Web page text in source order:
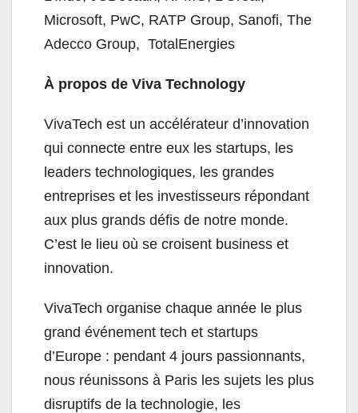
Microsoft, PwC, RATP Group, Sanofi, The
Adecco Group, TotalEnergies
À propos de Viva Technology
VivaTech est un accélérateur d’innovation
qui connecte entre eux les startups, les
leaders technologiques, les grandes
entreprises et les investisseurs répondant
aux plus grands défis de notre monde.
C’est le lieu où se croisent business et
innovation.
VivaTech organise chaque année le plus
grand événement tech et startups
d’Europe : pendant 4 jours passionnants,
nous réunissons à Paris les sujets les plus
disruptifs de la technologie, les